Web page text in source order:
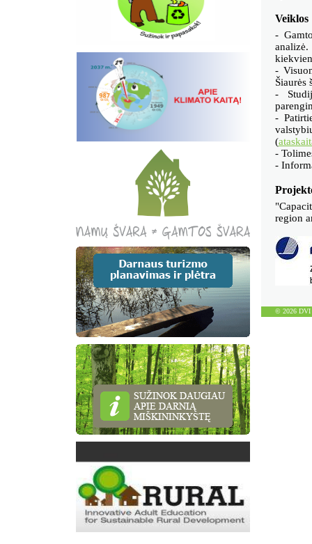
Veiklos
-
-
Šiaurės
-
-
(
-
-
region
© 2026 DVI